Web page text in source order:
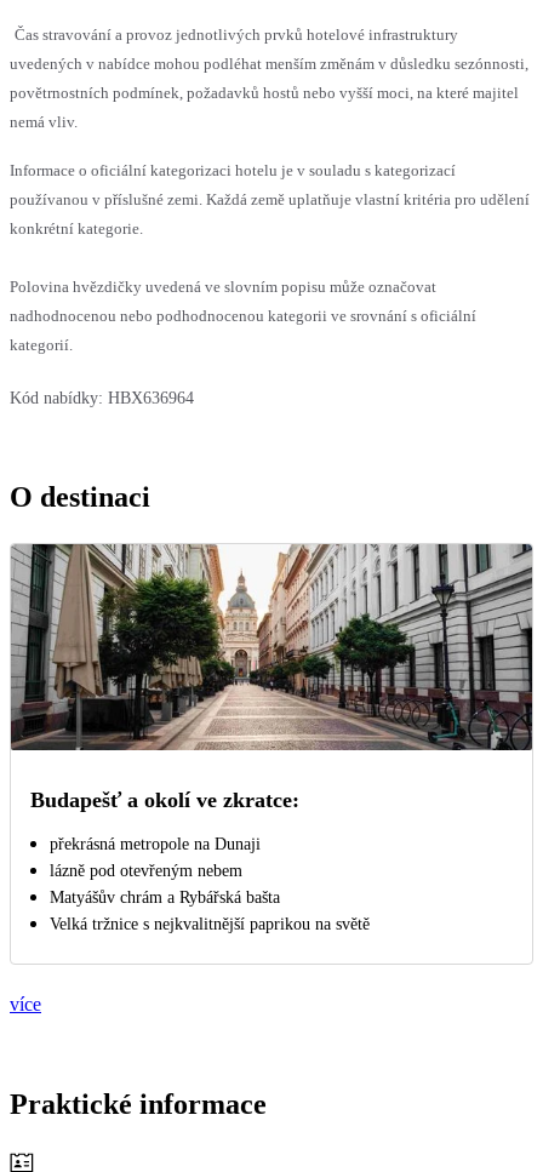
Čas stravování a provoz jednotlivých prvků hotelové infrastruktury
uvedených v nabídce mohou podléhat menším změnám v důsledku sezónnosti,
povětrnostních podmínek, požadavků hostů nebo vyšší moci, na které majitel
nemá vliv.
Informace o oficiální kategorizaci hotelu je v souladu s kategorizací
používanou v příslušné zemi. Každá země uplatňuje vlastní kritéria pro udělení
konkrétní kategorie.
Polovina hvězdičky uvedená ve slovním popisu může označovat
nadhodnocenou nebo podhodnocenou kategorii ve srovnání s oficiální
kategorií.
Kód nabídky: HBX636964
O destinaci
Budapešť a okolí ve zkratce:
překrásná metropole na Dunaji
lázně pod otevřeným nebem
Matyášův chrám a Rybářská bašta
Velká tržnice s nejkvalitnější paprikou na světě
více
Praktické informace